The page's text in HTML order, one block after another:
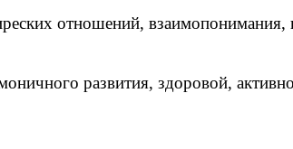
отношений, взаимопонимания,
развития, здоровой,